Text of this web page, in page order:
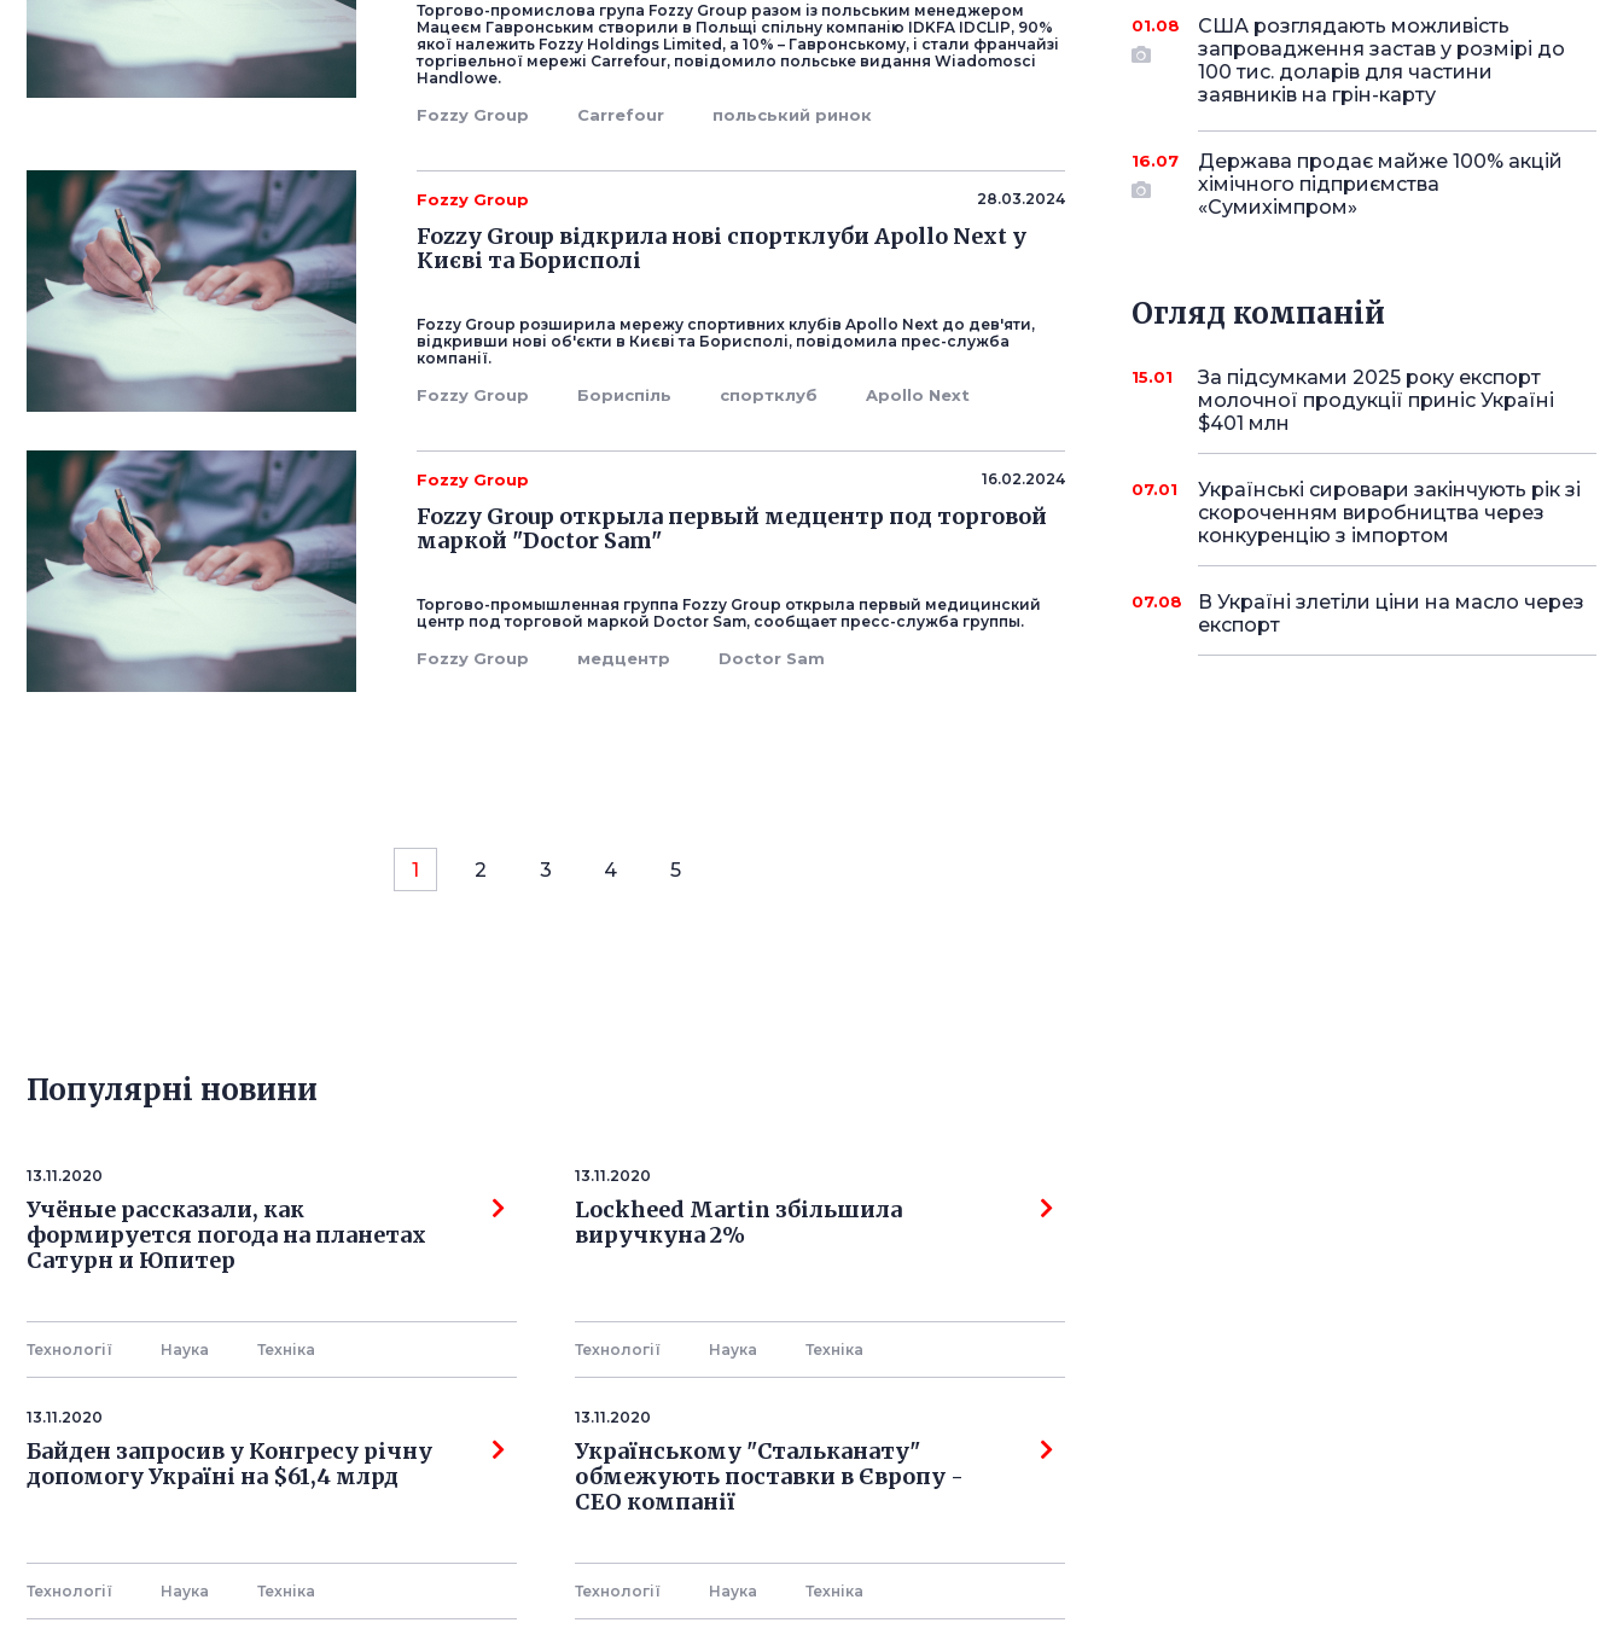
Торгово-промислова група Fozzy Group разом із польським менеджером
Мацеєм Гавронським створили в Польщі спільну компанію IDKFA IDCLIP, 90%
якої належить Fozzy Holdings Limited, а 10% – Гавронському, і стали франчайзі
торгівельної мережі Carrefour, повідомило польське видання Wiadomosci
Handlowe.
Fozzy Group Carrefour польський ринок
Fozzy Group 28.03.2024
Fozzy Group відкрила нові спортклуби Apollo Next у
Києві та Борисполі
Fozzy Group розширила мережу спортивних клубів Apollo Next до дев'яти,
відкривши нові об'єкти в Києві та Борисполі, повідомила прес-служба
компанії.
Fozzy Group Бориспіль спортклуб Apollo Next
Fozzy Group 16.02.2024
Fozzy Group открыла первый медцентр под торговой
маркой "Doctor Sam"
Торгово-промышленная группа Fozzy Group открыла первый медицинский
центр под торговой маркой Doctor Sam, сообщает пресс-служба группы.
Fozzy Group медцентр Doctor Sam
1 2 3 4 5
Популярнi новини
13.11.2020
Учёные рассказали, как
формируется погода на планетах
Сатурн и Юпитер
Технології Наука Технiка
13.11.2020
Lockheed Martin збільшила
виручкуна 2%
Технології Наука Технiка
13.11.2020
Байден запросив у Конгресу річну
допомогу Україні на $61,4 млрд
Технології Наука Технiка
13.11.2020
Українському "Стальканату"
обмежують поставки в Європу -
СЕО компанії
Технології Наука Технiка
01.08
США розглядають можливість
запровадження застав у розмірі до
100 тис. доларів для частини
заявників на грін-карту
16.07
Держава продає майже 100% акцій
хімічного підприємства
«Сумихімпром»
Огляд компаній
15.01
За підсумками 2025 року експорт
молочної продукції приніс Україні
$401 млн
07.01
Українські сировари закінчують рік зі
скороченням виробництва через
конкуренцію з імпортом
07.08
В Україні злетіли ціни на масло через
експорт